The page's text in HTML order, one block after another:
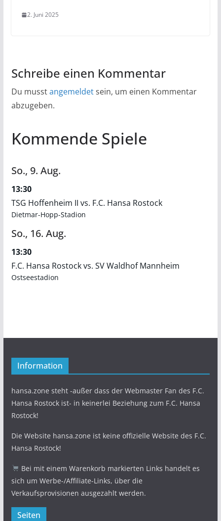
2. Juni 2025
Schreibe einen Kommentar
Du musstangemeldetsein, um einen Kommentar
abzugeben.
Kommende Spiele
So., 9. Aug.
13:30
TSG Hoffenheim II vs. F.C. Hansa Rostock
Dietmar-Hopp-Stadion
So., 16. Aug.
13:30
F.C. Hansa Rostock vs. SV Waldhof Mannheim
Ostseestadion
Information
hansa.zone steht -außer dass der Webmaster Fan des F.C.
Hansa Rostock ist- in keinerlei Beziehung zum F.C. Hansa
Rostock!
Die Website hansa.zone ist keine offizielle Website des F.C.
Hansa Rostock!
Bei mit einem Warenkorb markierten Links handelt es
sich um Werbe-/Affiliate-Links, über die
Verkaufsprovisionen ausgezahlt werden.
Seiten